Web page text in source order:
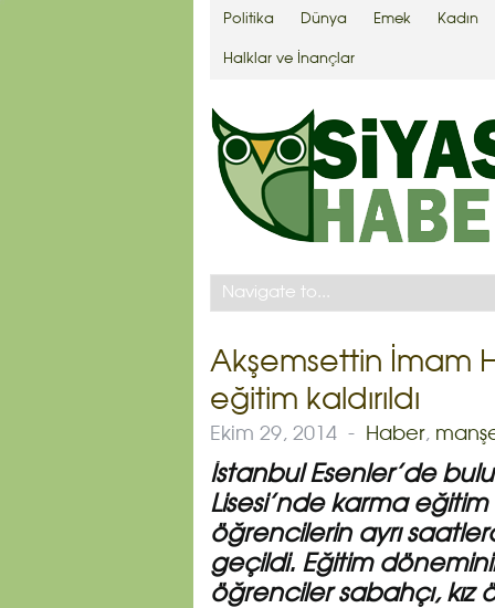
Politika Dünya Emek Kadın
Halklar ve İnançlar
Akşemsettin İmam
eğitim kaldırıldı
Ekim 29, 2014 - Haber,
İstanbul Esenler’de
Lisesi’nde karma eğitim
öğrencilerin ayrı
geçildi. Eğitim
öğrenciler sabahçı,